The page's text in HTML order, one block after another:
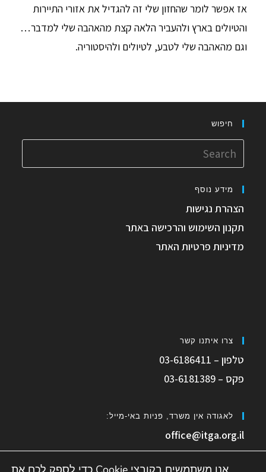
אז אפשר לומר שהחזון שלי זה להגדיל את אזורי התיירות
והטיולים בארץ ולהעביר הלאה קצת מהאהבה שלי למדבר…
וגם מהאהבה שלי לטבע, לטיולים ולהיסטוריה.
חיפוש
מידע נוסף
הצהרת נגישות
תקנון השימוש והרכישה באתר
מדיניות פרטיות האתר
צרו איתנו קשר
טלפון – 03-6186411
פקס – 03-6181389
לאגודה אין משרד, פניות באי-מייל:
office@itga.org.il